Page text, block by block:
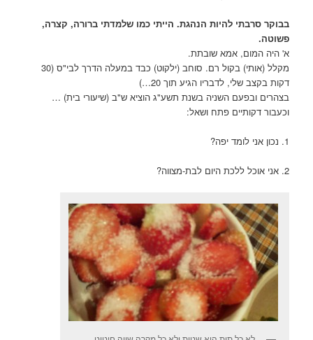
בבוקר סרבתי להיות הנהגת. הייתי כמו שלמדתי ברורה, קצרה,
פשוטה.
א' היה המום, אמא שובתת.
מקלל (אותי) בקול רם. סוחב (ילקוט) כבד במעלה הדרך לבי"ס (30
דקות בקצב שלי, לדבריו הגיע תוך 20…)
בצהרים ובפעם השניה בשנת תשע"ג הוציא ש"ב (שיעורי בית) …
וכעבור דקותיים פתח ושאל:
2. אני אוכל ללכת היום לבת-מצווה?